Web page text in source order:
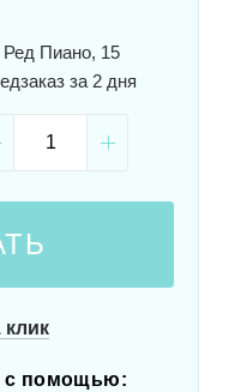
Ред Пиано, 15
за 2 дня
клик
с помощью: